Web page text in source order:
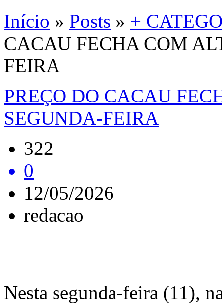
Início » Posts » +
CACAU FECHA COM
FEIRA
PREÇO DO CACAU
SEGUNDA-FEIRA
322
0
12/05/2026
redacao
Nesta segunda-feira (11),